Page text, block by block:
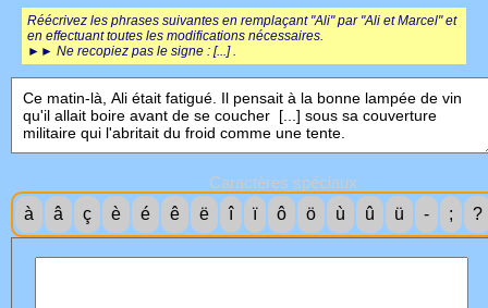
Réécrivez les phrases suivantes en remplaçant "Ali" par "Ali et Marcel" et
en effectuant toutes les modifications nécessaires.
►► Ne recopiez pas le signe : [...] .
Caractères spéciaux
à
â ç è é ê ë î ï ô ö ù û ü - ; ?